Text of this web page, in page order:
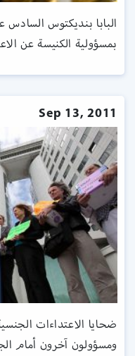
البابا بنديكتوس
بمسؤولية الكنيسة عن
Sep 13, 2011
ضحايا الاعتداءات
ومسؤولون آخرون أمام